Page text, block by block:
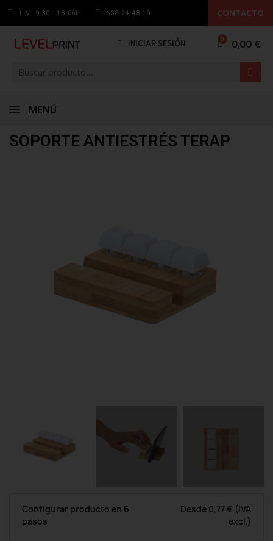
L-V: 9.30 - 18:00h 638 24 43 10 CONTACTO
INICIAR SESIÓN 0,00 €
MENÚ
SOPORTE ANTIESTRÉS TERAP
Configurar producto en 6
pasos
Desde 0,77 € (IVA
excl.)